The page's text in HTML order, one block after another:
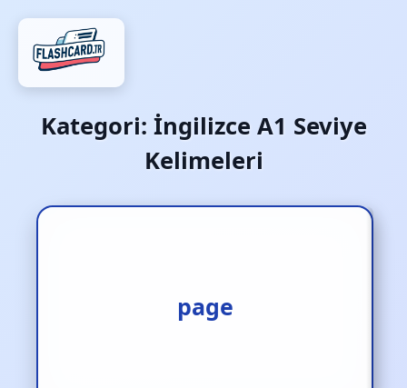
Kategori: İngilizce A1 Seviye
Kelimeleri
page
3.bir yazının sayfalarını